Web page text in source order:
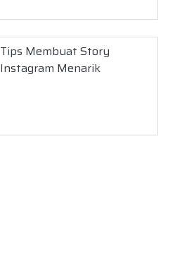
Tips Membuat Story
Instagram Menarik